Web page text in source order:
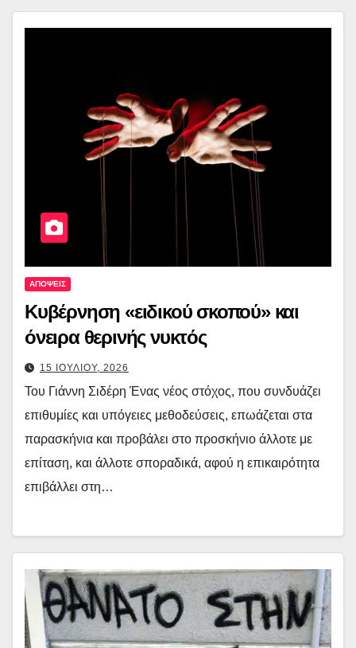
ΑΠΟΨΕΙΣ
Κυβέρνηση «ειδικού σκοπού» και
όνειρα θερινής νυκτός
15 ΙΟΥΛΙΟΥ, 2026
Του Γιάννη Σιδέρη Ένας νέος στόχος, που συνδυάζει
επιθυμίες και υπόγειες μεθοδεύσεις, επωάζεται στα
παρασκήνια και προβάλει στο προσκήνιο άλλοτε με
επίταση, και άλλοτε σποραδικά, αφού η επικαιρότητα
επιβάλλει στη…